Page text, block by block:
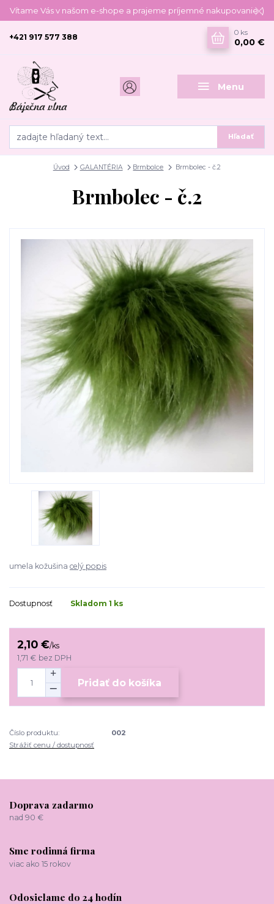
Vítame Vás v našom e-shope a prajeme príjemné nakupovanie :)
Menu
Hľadať
+421 917 577 388
0 ks
0,00 €
Úvod GALANTÉRIA Brmbolce Brmbolec - č.2
Brmbolec - č.2
umela kožušina celý popis
Dostupnosť Skladom 1 ks
2,10 €/ks
1,71 € bez DPH
Pridať do košíka
Číslo produktu:
002
Strážiť cenu / dostupnosť
Doprava zadarmo
nad 90 €
Sme rodinná firma
viac ako 15 rokov
Odosielame do 24 hodín